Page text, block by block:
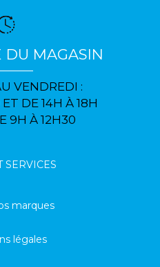
DU MAGASIN
VENDREDI :
DE 14H À 18H
9H À 12H30
SERVICES
marques
légales